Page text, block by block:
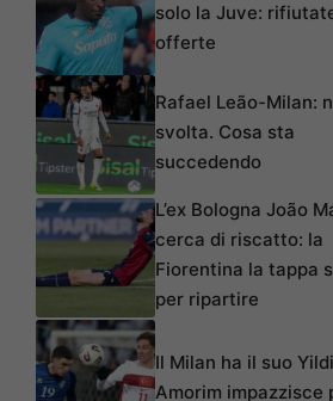
solo la Juve:
offerte
Rafael Leão-Milan:
svolta. Cosa sta
succedendo
L’ex Bologna João
cerca di riscatto: la
Fiorentina la tappa
per ripartire
Il Milan ha il suo
Amorim impazzisce